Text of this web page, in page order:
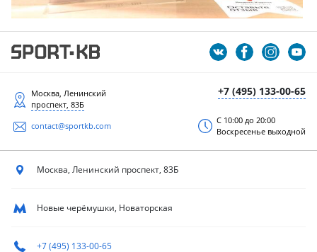
+7 (495) 133-00-65
Москва, Ленинский
проспект, 83Б
contact@sportkb.com
С 10:00 до 20:00
Воскресенье выходной
Москва, Ленинский проспект, 83Б
Новые черёмушки, Новаторская
+7 (495) 133-00-65